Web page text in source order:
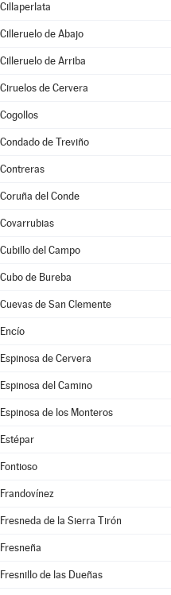
Cillaperlata
Cilleruelo de Abajo
Cilleruelo de Arriba
Ciruelos de Cervera
Cogollos
Condado de Treviño
Contreras
Coruña del Conde
Covarrubias
Cubillo del Campo
Cubo de Bureba
Cuevas de San Clemente
Encío
Espinosa de Cervera
Espinosa del Camino
Espinosa de los Monteros
Estépar
Fontioso
Frandovínez
Fresneda de la Sierra Tirón
Fresneña
Fresnillo de las Dueñas